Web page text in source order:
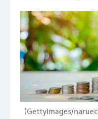
(GettyImages/